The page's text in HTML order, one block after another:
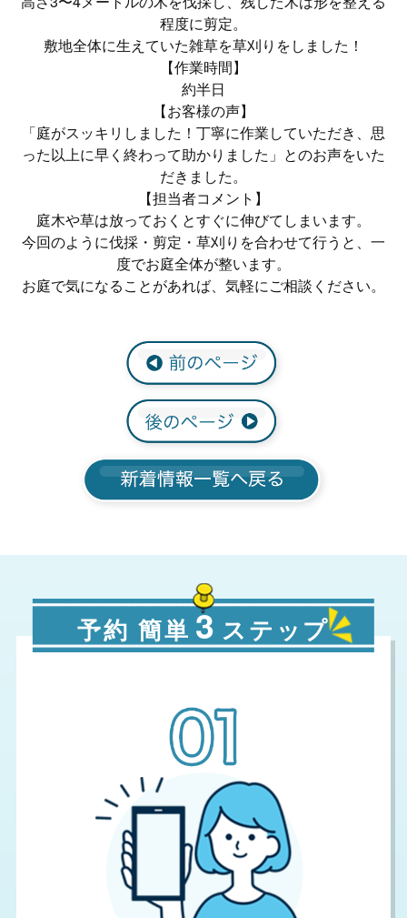
程度に剪定。
敷地全体に生えていた雑草を草刈りをしました！
【作業時間】
約半日
【お客様の声】
「庭がスッキリしました！丁寧に作業していただき、思
った以上に早く終わって助かりました」とのお声をいた
だきました。
【担当者コメント】
庭木や草は放っておくとすぐに伸びてしまいます。
今回のように伐採・剪定・草刈りを合わせて行うと、一
度でお庭全体が整います。
お庭で気になることがあれば、気軽にご相談ください。
予約 簡単 3 ステップ